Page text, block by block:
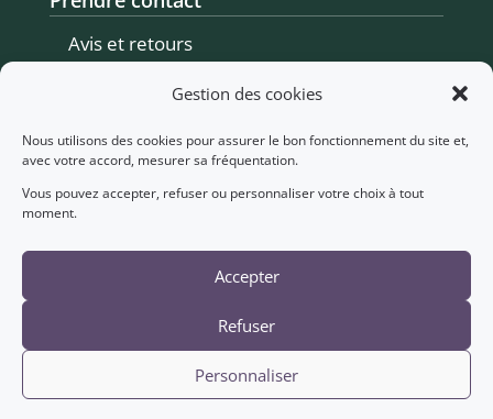
Gestion des cookies
Nous utilisons des cookies pour assurer le bon fonctionnement du site et,
avec votre accord, mesurer sa fréquentation.
Vous pouvez accepter, refuser ou personnaliser votre choix à tout
moment.
Accepter
Refuser
Personnaliser
Avis et retours
Informations légales
Mentions légales
Politique de confidentialité
Conditions générales de vente
© 2021-2026 Magali Schwenck – Diététicienne-nutritionniste